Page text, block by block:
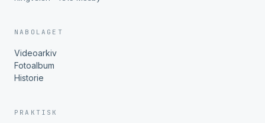
NABOLAGET
Videoarkiv
Fotoalbum
Historie
PRAKTISK